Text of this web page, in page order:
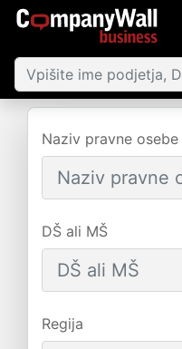
Naziv pravne osebe
DŠ ali MŠ
Regija